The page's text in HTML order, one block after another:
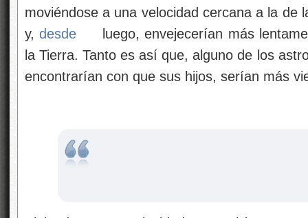
moviéndose a una velocidad cercana a la de
y,desde
luego, envejecerían más
la Tierra. Tanto es así que, alguno de los
encontrarían con que sus hijos, serían más